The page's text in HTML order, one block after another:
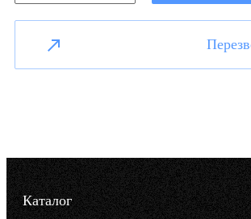
Каталог